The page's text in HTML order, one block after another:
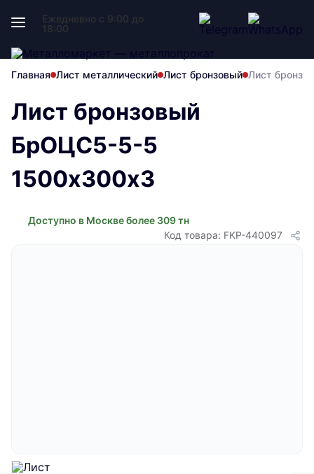
Ежедневно с 9:00 до
18:00
Главная Лист металлический Лист бронзовый Лист
Лист бронзовый
БрОЦС5-5-5
1500х300х3
Доступно в Москве более 309 тн
Код товара: FKP-440097